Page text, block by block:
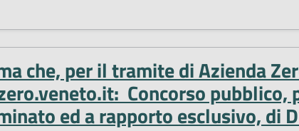
che, per il tramite di Azienda
Concorso pubblico,
ed a rapporto esclusivo, di